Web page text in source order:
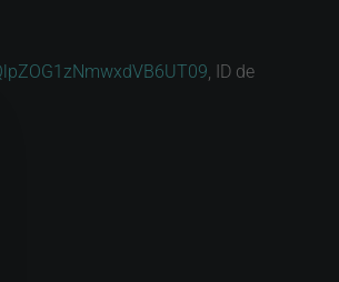
, ID de